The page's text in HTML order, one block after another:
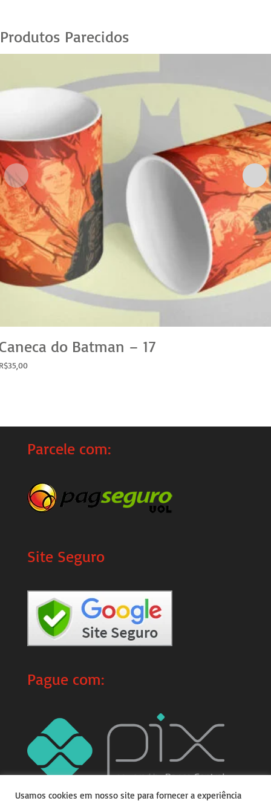
Produtos Parecidos
do Batman – 17
35,00
Parcele com:
Site Seguro
Pague com:
Usamos cookies em nosso site para fornecer a experiência